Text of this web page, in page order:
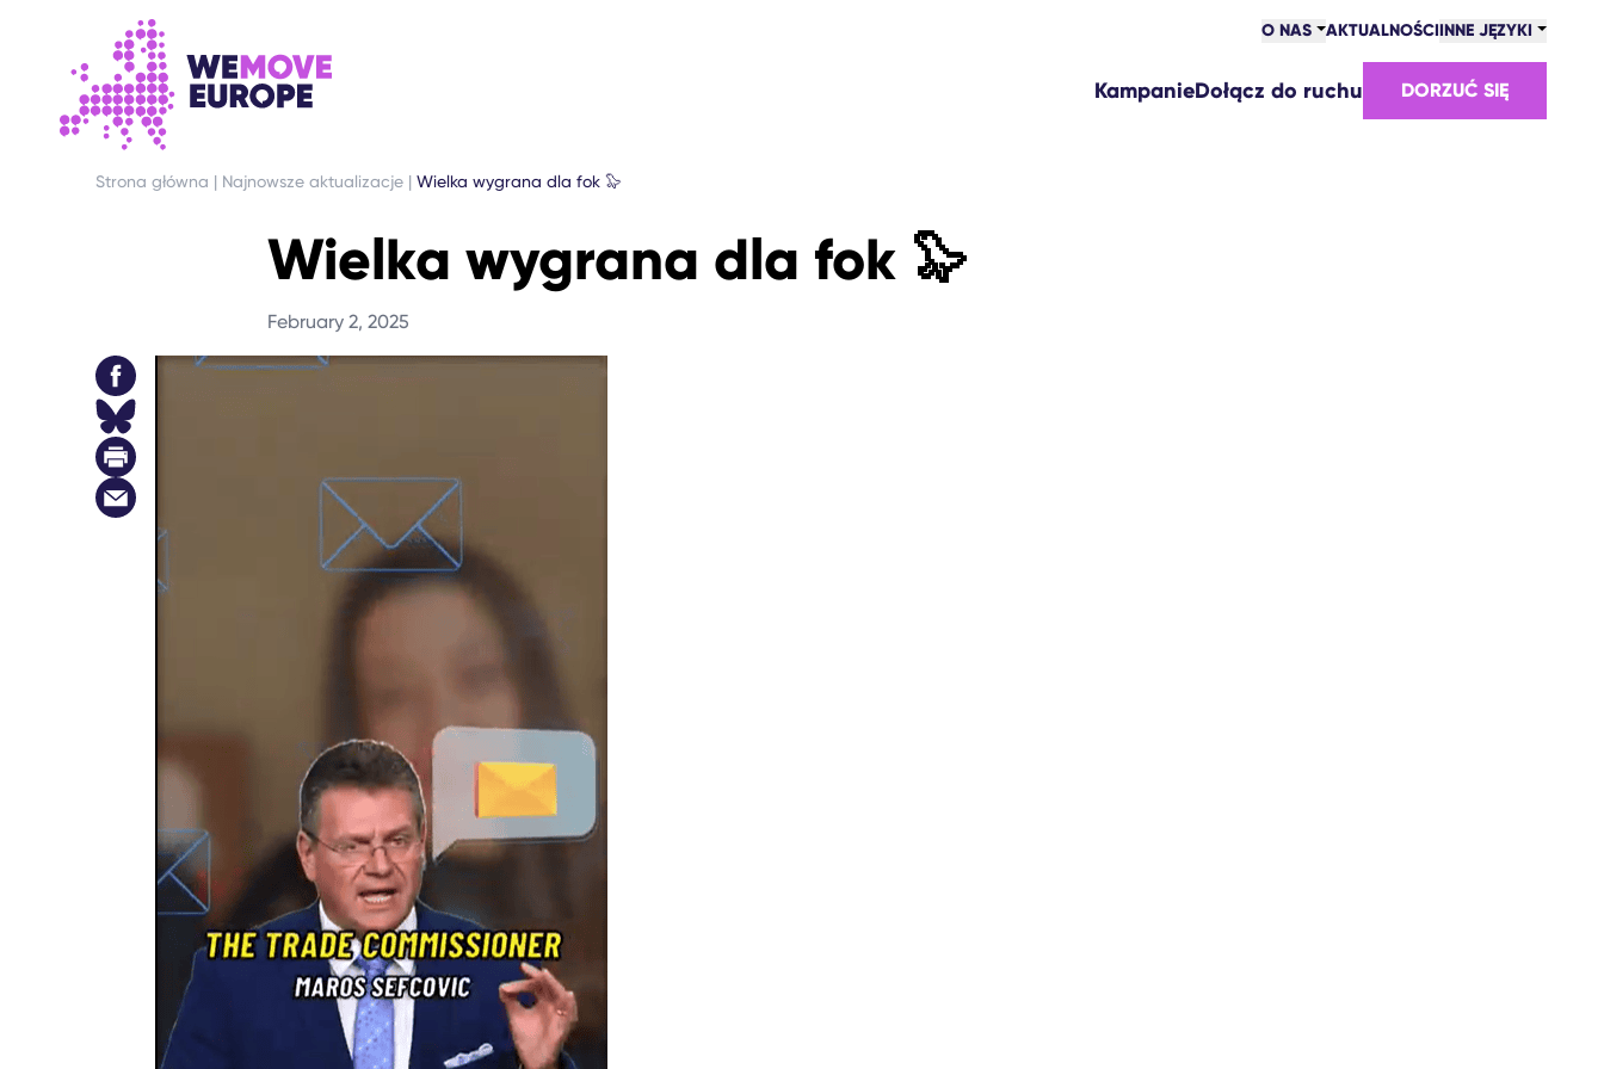
PRZEJDŹ DO GŁÓWNEJ TREŚCI
PRZEJDŹ DO STOPKI O NAS AKTUALNOŚCIINNE JĘZYKI
KampanieDołącz do ruchu DORZUĆ SIĘ
Strona główna | Najnowsze aktualizacje | Wielka wygrana dla fok 🦭
Wielka wygrana dla fok 🦭
February 2, 2025